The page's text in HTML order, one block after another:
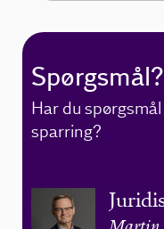
Spørgsmål?
Har du
sparring?